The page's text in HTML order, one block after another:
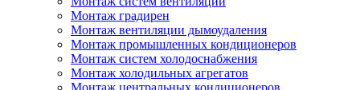
Монтаж градирен
Монтаж вентиляции дымоудаления
Монтаж промышленных кондиционеров
Монтаж систем холодоснабжения
Монтаж холодильных агрегатов
Монтаж центральных кондиционеров